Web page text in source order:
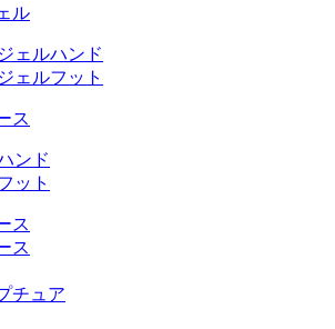
ル
ェルハンド
ェルフット
ス
ンド
ット
ス
ス
チュア